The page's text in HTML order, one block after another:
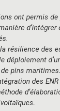
ont permis
résilience des
déploiement
pins maritimes.
des